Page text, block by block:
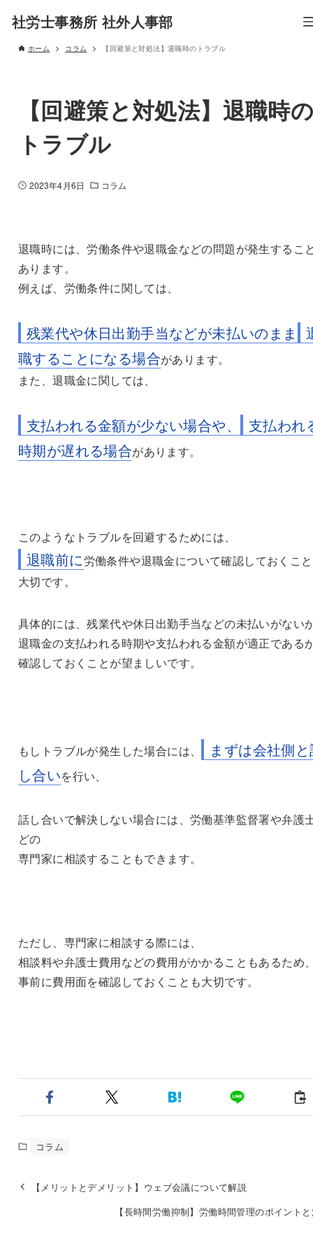
社労士事務所 社外人事部
ホーム コラム 【回避策と対処法】退職時のトラブル
【回避策と対処法】退職時
トラブル
2023年4月6日 コラム
退職時には、労働条件や退職金などの問題が発生するこ
あります。
例えば、労働条件に関しては、
残業代や休日出勤手当などが未払いのまま
職することになる場合があります。
また、退職金に関しては、
支払われる金額が少ない場合や、
支払われ
時期が遅れる場合があります。
このようなトラブルを回避するためには、
退職前に労働条件や退職金について確認しておくこ
大切です。
具体的には、残業代や休日出勤手当などの未払いがない
退職金の支払われる時期や支払われる金額が適正である
確認しておくことが望ましいです。
もしトラブルが発生した場合には、
まずは会社側
し合いを行い、
話し合いで解決しない場合には、労働基準監督署や弁護
どの
専門家に相談することもできます。
ただし、専門家に相談する際には、
相談料や弁護士費用などの費用がかかることもあるため
事前に費用面を確認しておくことも大切です。
コラム
【メリットとデメリット】ウェブ会議について解説
【長時間労働抑制】労働時間管理のポイント